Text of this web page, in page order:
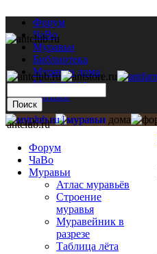
Форум
ЧаВо
Муравьи
Библиотека
Муравьи дома
Мастерская
Каталог
antclub.ru
Форум
ЧаВо
Муравьи
Атлас муравьёв
Строение
муравья
Муравейник в
разрезе
Таблица лёта